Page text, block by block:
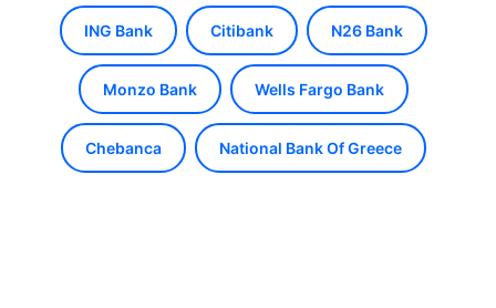
ING Bank Citibank N26 Bank
Monzo Bank Wells Fargo Bank
Chebanca National Bank Of Greece